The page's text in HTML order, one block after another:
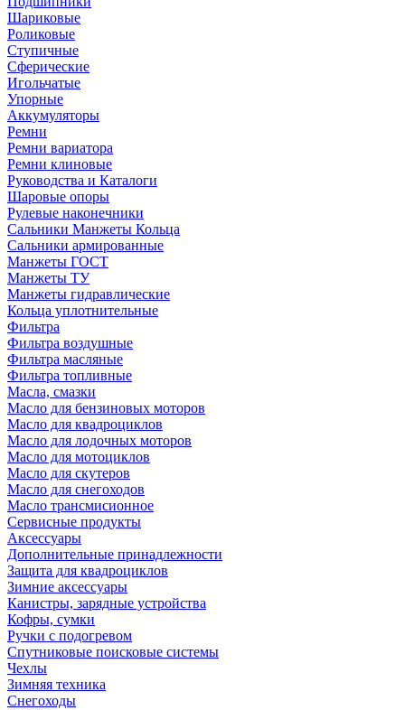
Шариковые
Роликовые
Ступичные
Сферические
Игольчатые
Упорные
Аккумуляторы
Ремни
Ремни вариатора
Ремни клиновые
Руководства и Каталоги
Шаровые опоры
Рулевые наконечники
Сальники Манжеты Кольца
Сальники армированные
Манжеты ГОСТ
Манжеты ТУ
Манжеты гидравлические
Кольца уплотнительные
Фильтра
Фильтра воздушные
Фильтра масляные
Фильтра топливные
Масла, смазки
Масло для бензиновых моторов
Масло для квадроциклов
Масло для лодочных моторов
Масло для мотоциклов
Масло для скутеров
Масло для снегоходов
Масло трансмисионное
Сервисные продукты
Аксессуары
Дополнительные принадлежности
Защита для квадроциклов
Зимние аксессуары
Канистры, зарядные устройства
Кофры, сумки
Ручки с подогревом
Спутниковые поисковые системы
Чехлы
Зимняя техника
Снегоходы